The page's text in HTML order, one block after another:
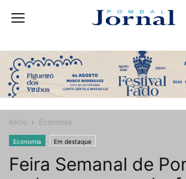
Início Economia
Economia Em destaque
Feira Semanal de